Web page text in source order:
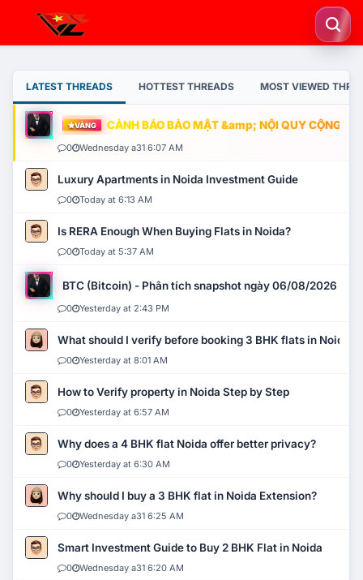
LATEST THREADS HOTTEST THREADS MOST VIEWED
VÀNG CẢNH BÁO BẢO MẬT &amp; NỘI QUY CỘNG
0 Wednesday a31 6:07 AM
Luxury Apartments in Noida Investment Guide
0 Today at 6:13 AM
Is RERA Enough When Buying Flats in Noida?
0 Today at 5:37 AM
BTC (Bitcoin) - Phân tích snapshot ngày 06/08/2026
0 Yesterday at 2:43 PM
What should I verify before booking 3 BHK flats in Noida?
0 Yesterday at 8:01 AM
How to Verify property in Noida Step by Step
0 Yesterday at 6:57 AM
Why does a 4 BHK flat Noida offer better privacy?
0 Yesterday at 6:30 AM
Why should I buy a 3 BHK flat in Noida Extension?
0 Wednesday a31 6:25 AM
Smart Investment Guide to Buy 2 BHK Flat in Noida
0 Wednesday a31 6:20 AM